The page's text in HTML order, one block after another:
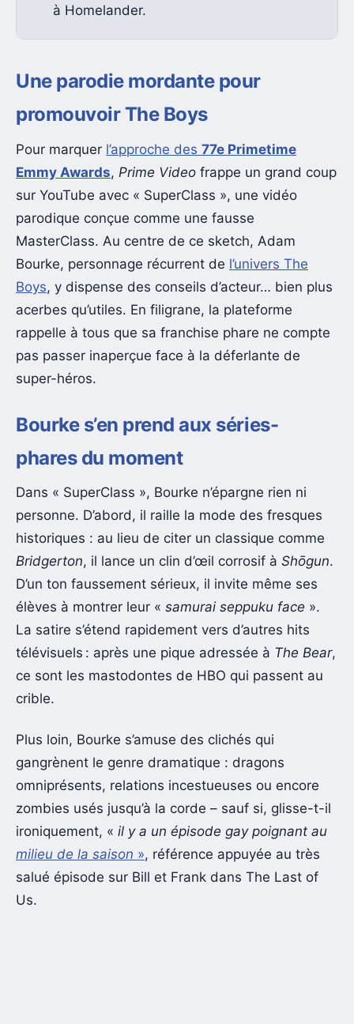
à Homelander.
Une parodie mordante pour
promouvoir The Boys
Pour marquer l’approche des 77e Primetime
Emmy Awards, Prime Video frappe un grand coup
sur YouTube avec « SuperClass », une vidéo
parodique conçue comme une fausse
MasterClass. Au centre de ce sketch, Adam
Bourke, personnage récurrent de l’univers The
Boys, y dispense des conseils d’acteur… bien plus
acerbes qu’utiles. En filigrane, la plateforme
rappelle à tous que sa franchise phare ne compte
pas passer inaperçue face à la déferlante de
super-héros.
Bourke s’en prend aux séries-
phares du moment
Dans « SuperClass », Bourke n’épargne rien ni
personne. D’abord, il raille la mode des fresques
historiques : au lieu de citer un classique comme
Bridgerton, il lance un clin d’œil corrosif à Shōgun.
D’un ton faussement sérieux, il invite même ses
élèves à montrer leur « samurai seppuku face ».
La satire s’étend rapidement vers d’autres hits
télévisuels : après une pique adressée à The Bear,
ce sont les mastodontes de HBO qui passent au
crible.
Plus loin, Bourke s’amuse des clichés qui
gangrènent le genre dramatique : dragons
omniprésents, relations incestueuses ou encore
zombies usés jusqu’à la corde – sauf si, glisse-t-il
ironiquement, « il y a un épisode gay poignant au
milieu de la saison », référence appuyée au très
salué épisode sur Bill et Frank dans The Last of
Us.